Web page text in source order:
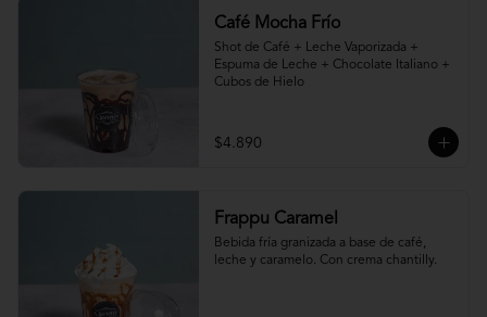
Café Mocha Frío
Shot de Café + Leche Vaporizada +
Espuma de Leche + Chocolate Italiano +
Cubos de Hielo
$4.890
Frappu Caramel
Bebida fría granizada a base de café,
leche y caramelo. Con crema chantilly.